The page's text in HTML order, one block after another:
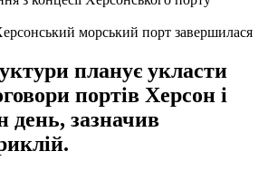
морський порт завершилася
планує укласти
портів Херсон і
день, зазначив